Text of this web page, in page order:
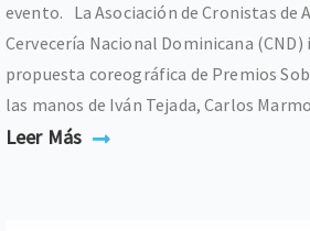
evento. La Asociación de Cronistas de
Cervecería Nacional Dominicana
propuesta coreográfica de Premios
las manos de Iván Tejada, Carlos
Leer Más